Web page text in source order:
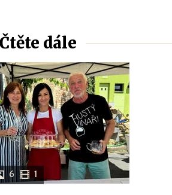
Čtěte dále
6 1